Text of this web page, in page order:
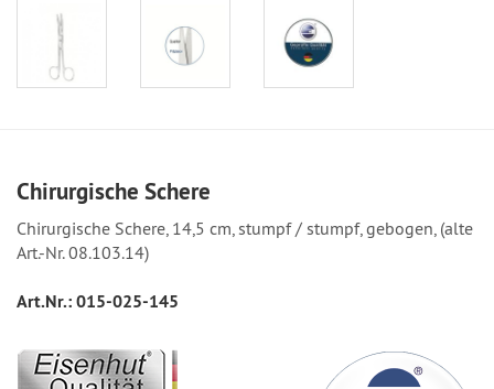
Chirurgische Schere
Chirurgische Schere, 14,5 cm, stumpf / stumpf, gebogen, (alte
Art.-Nr. 08.103.14)
Art.Nr.:015-025-145